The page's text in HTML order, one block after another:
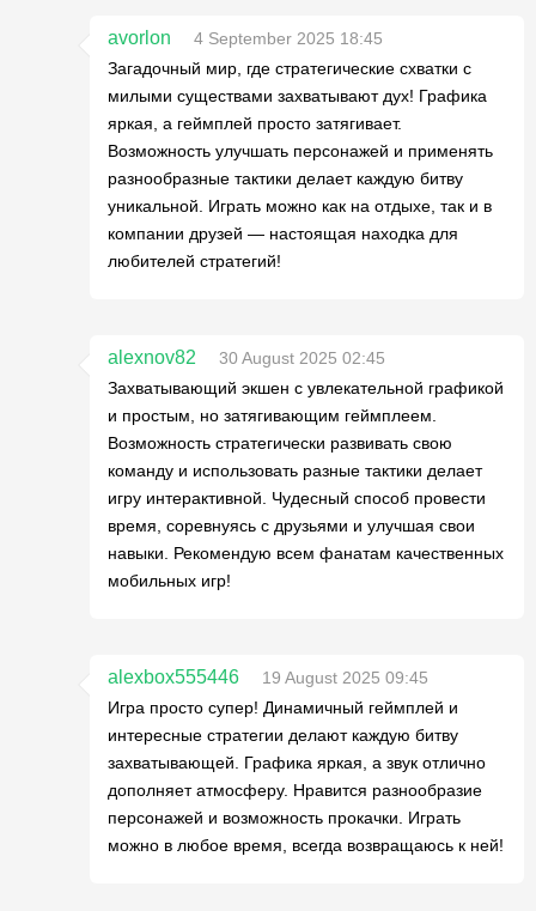
avorlon
4 September 2025 18:45
Загадочный мир, где стратегические схватки с
милыми существами захватывают дух! Графика
яркая, а геймплей просто затягивает.
Возможность улучшать персонажей и применять
разнообразные тактики делает каждую битву
уникальной. Играть можно как на отдыхе, так и в
компании друзей — настоящая находка для
любителей стратегий!
alexnov82
30 August 2025 02:45
Захватывающий экшен с увлекательной графикой
и простым, но затягивающим геймплеем.
Возможность стратегически развивать свою
команду и использовать разные тактики делает
игру интерактивной. Чудесный способ провести
время, соревнуясь с друзьями и улучшая свои
навыки. Рекомендую всем фанатам качественных
мобильных игр!
alexbox555446
19 August 2025 09:45
Игра просто супер! Динамичный геймплей и
интересные стратегии делают каждую битву
захватывающей. Графика яркая, а звук отлично
дополняет атмосферу. Нравится разнообразие
персонажей и возможность прокачки. Играть
можно в любое время, всегда возвращаюсь к ней!